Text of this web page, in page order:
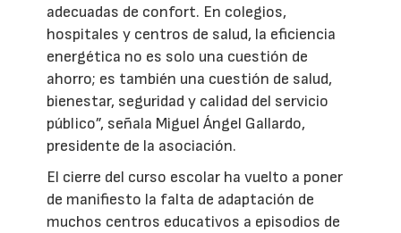
adecuadas de confort. En colegios,
hospitales y centros de salud, la eficiencia
energética no es solo una cuestión de
ahorro; es también una cuestión de salud,
bienestar, seguridad y calidad del servicio
público”, señala Miguel Ángel Gallardo,
presidente de la asociación.
El cierre del curso escolar ha vuelto a poner
de manifiesto la falta de adaptación de
muchos centros educativos a episodios de